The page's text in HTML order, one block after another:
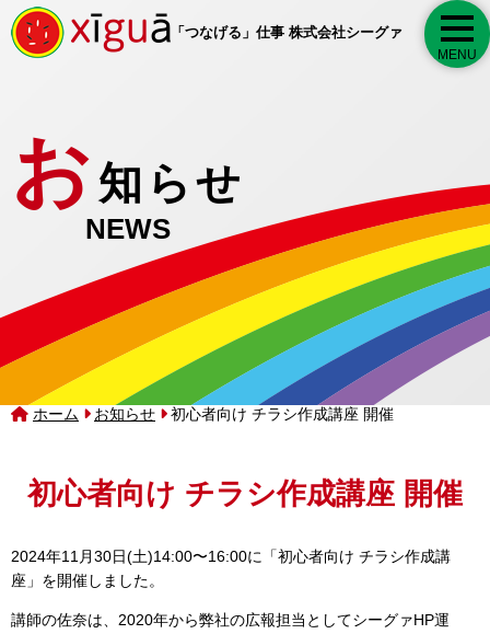
「つなげる」仕事 株式会社シーグァ
MENU
お 知らせ
NEWS
ホーム お知らせ 初心者向け チラシ作成講座 開催
初心者向け チラシ作成講座 開催
2024年11月30日(土)14:00〜16:00に「初心者向け チラシ作成講
座」を開催しました。
講師の佐奈は、2020年から弊社の広報担当としてシーグァHP運